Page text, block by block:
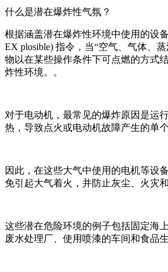
什么是潜在爆炸性气氛？
根据涵盖潜在爆炸性环境中使用的设
EX plosible) 指令，当“空气、气体、
物以在某些操作条件下可点燃的方式
炸性环境。。
对于电动机，最常见的爆炸原因是运
热，导致点火或电动机故障产生的单
因此，在这些大气中使用的电机等设
免引起大气着火，并防止灰尘、火灾
这些潜在危险环境的例子包括固定海
废水处理厂、使用喷漆的车间和食品生